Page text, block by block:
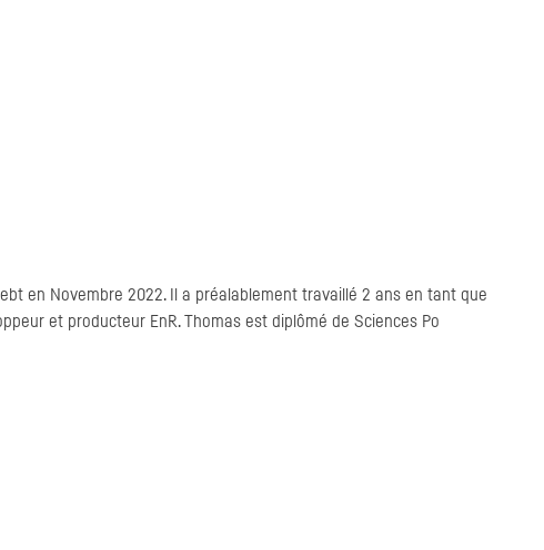
en Novembre 2022. Il a préalablement travaillé 2 ans en tant que
et producteur EnR. Thomas est diplômé de Sciences Po